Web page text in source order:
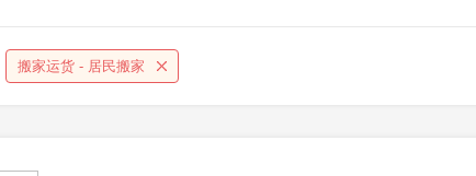
搬家运货 - 居民搬家